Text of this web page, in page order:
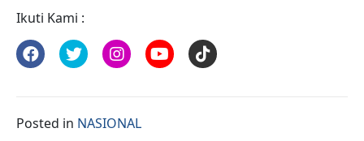
Ikuti Kami :
Posted in NASIONAL